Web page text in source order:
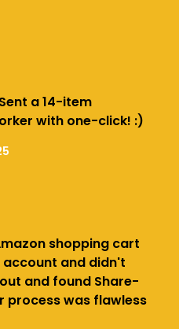
a 14-item
with one-click! :)
shopping cart
account and didn't
and found Share-
was flawless